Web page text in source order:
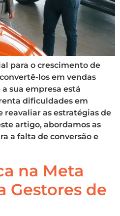
para o crescimento de
los em vendas
sua empresa está
dificuldades em
reavaliar as estratégias de
artigo, abordamos as
a falta de conversão e
na Meta
Gestores de